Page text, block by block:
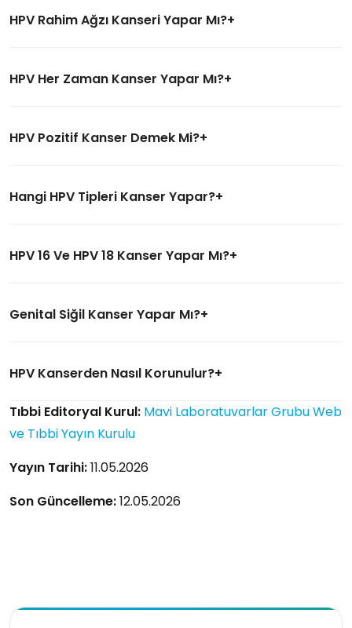
HPV Rahim Ağzı Kanseri Yapar Mı?
HPV Her Zaman Kanser Yapar Mı?
HPV Pozitif Kanser Demek Mi?
Hangi HPV Tipleri Kanser Yapar?
HPV 16 Ve HPV 18 Kanser Yapar Mı?
Genital Siğil Kanser Yapar Mı?
HPV Kanserden Nasıl Korunulur?
Tıbbi Editoryal Kurul: Mavi Laboratuvarlar Grubu Web
ve Tıbbi Yayın Kurulu
Yayın Tarihi:11.05.2026
Son Güncelleme:12.05.2026